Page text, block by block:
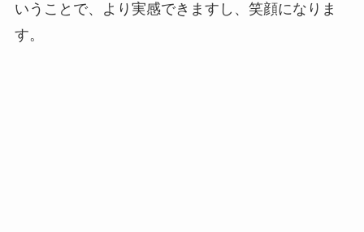
いうことで、より実感できますし、笑顔になりま
す。